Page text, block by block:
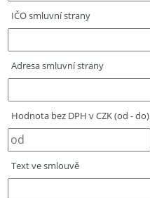
IČO smluvní strany
Adresa smluvní strany
Hodnota bez DPH v CZK (od - do)
Text ve smlouvě